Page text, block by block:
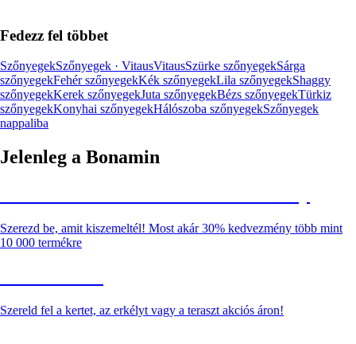
Fedezz fel többet
SzőnyegekSzőnyegek · VitausVitausSzürke szőnyegekSárga
szőnyegekFehér szőnyegekKék szőnyegekLila szőnyegekShaggy
szőnyegekKerek szőnyegekJuta szőnyegekBézs szőnyegekTürkiz
szőnyegekKonyhai szőnyegekHálószoba szőnyegekSzőnyegek
nappaliba
Jelenleg a Bonamin
Szerezd be, amit kiszemeltél! Most akár 30% kedvezmény több mint
10 000 termékre
Szereld fel a kertet, az erkélyt vagy a teraszt akciós áron!